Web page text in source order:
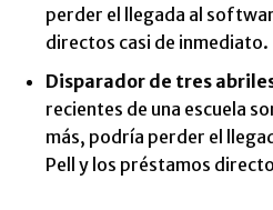
perder el llegada al
directos casi de inmediato.
Disparador de tres
recientes de una escuela
más, podría perder el
Pell y los préstamos